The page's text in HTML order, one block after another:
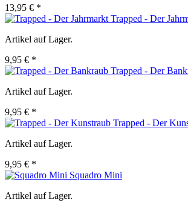
13,95 € *
Trapped - Der
Artikel auf Lager.
9,95 € *
Trapped - Der
Artikel auf Lager.
9,95 € *
Trapped - Der
Artikel auf Lager.
9,95 € *
Squadro Mini
Artikel auf Lager.